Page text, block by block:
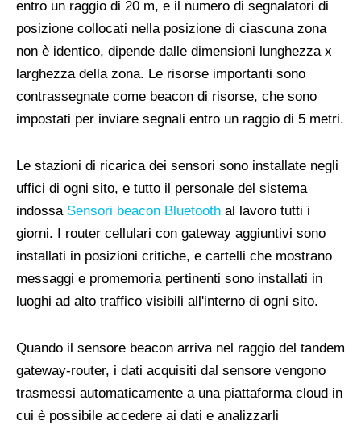
entro un raggio di 20 m, e il numero di segnalatori di
posizione collocati nella posizione di ciascuna zona
non è identico, dipende dalle dimensioni lunghezza x
larghezza della zona. Le risorse importanti sono
contrassegnate come beacon di risorse, che sono
impostati per inviare segnali entro un raggio di 5 metri.
Le stazioni di ricarica dei sensori sono installate negli
uffici di ogni sito, e tutto il personale del sistema
indossa Sensori beacon Bluetooth al lavoro tutti i
giorni. I router cellulari con gateway aggiuntivi sono
installati in posizioni critiche, e cartelli che mostrano
messaggi e promemoria pertinenti sono installati in
luoghi ad alto traffico visibili all'interno di ogni sito.
Quando il sensore beacon arriva nel raggio del tandem
gateway-router, i dati acquisiti dal sensore vengono
trasmessi automaticamente a una piattaforma cloud in
cui è possibile accedere ai dati e analizzarli